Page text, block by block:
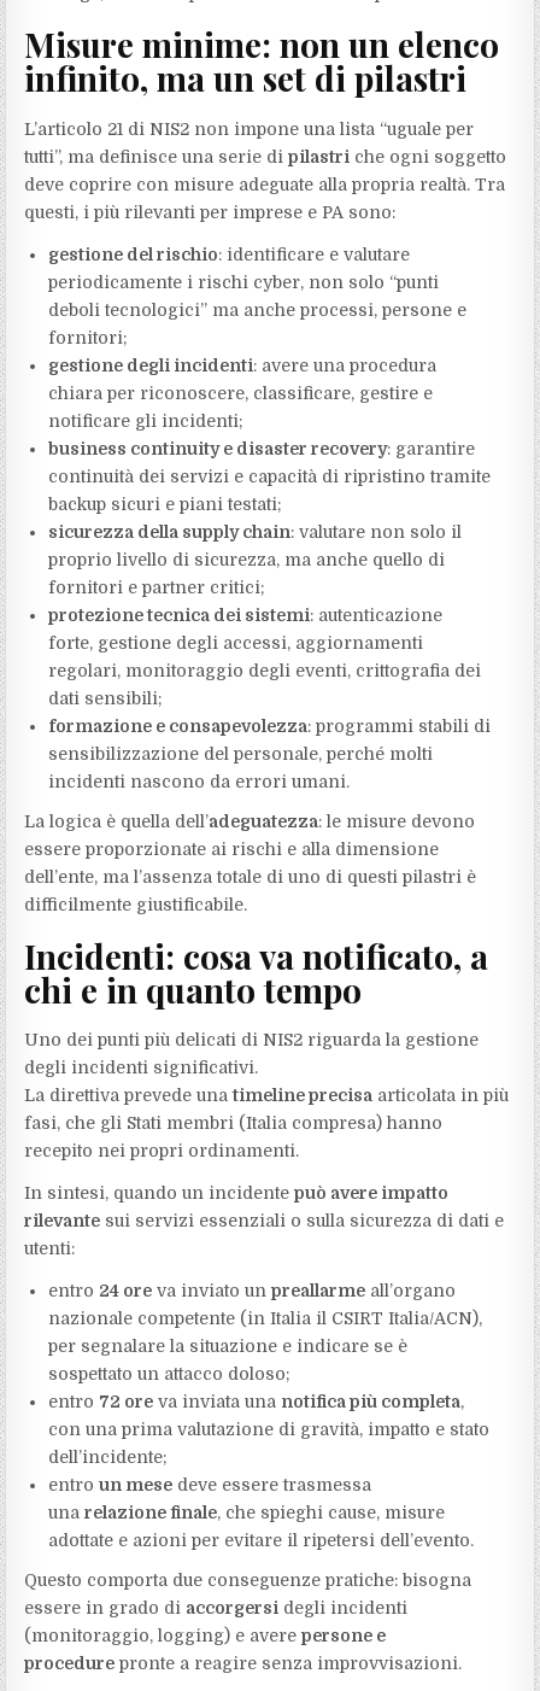
Misure minime: non un elenco
infinito, ma un set di pilastri
L’articolo 21 di NIS2 non impone una lista “uguale per
tutti”, ma definisce una serie dipilastri che ogni soggetto
deve coprire con misure adeguate alla propria realtà. Tra
questi, i più rilevanti per imprese e PA sono:
gestione del rischio: identificare e valutare
periodicamente i rischi cyber, non solo “punti
deboli tecnologici” ma anche processi, persone e
fornitori;
gestione degli incidenti: avere una procedura
chiara per riconoscere, classificare, gestire e
notificare gli incidenti;
business continuity e disaster recovery: garantire
continuità dei servizi e capacità di ripristino tramite
backup sicuri e piani testati;
sicurezza della supply chain: valutare non solo il
proprio livello di sicurezza, ma anche quello di
fornitori e partner critici;
protezione tecnica dei sistemi: autenticazione
forte, gestione degli accessi, aggiornamenti
regolari, monitoraggio degli eventi, crittografia dei
dati sensibili;
formazione e consapevolezza: programmi stabili di
sensibilizzazione del personale, perché molti
incidenti nascono da errori umani.
La logica è quella dell’adeguatezza: le misure devono
essere proporzionate ai rischi e alla dimensione
dell’ente, ma l’assenza totale di uno di questi pilastri è
difficilmente giustificabile.
Incidenti: cosa va notificato, a
chi e in quanto tempo
Uno dei punti più delicati di NIS2 riguarda la gestione
degli incidenti significativi.
La direttiva prevede unatimeline precisa articolata in più
fasi, che gli Stati membri (Italia compresa) hanno
recepito nei propri ordinamenti.
In sintesi, quando un incidentepuò avere impatto
rilevante sui servizi essenziali o sulla sicurezza di dati e
utenti:
entro 24 ore va inviato unpreallarme all’organo
nazionale competente (in Italia il CSIRT Italia/ACN),
per segnalare la situazione e indicare se è
sospettato un attacco doloso;
entro 72 ore va inviata una notifica più completa,
con una prima valutazione di gravità, impatto e stato
dell’incidente;
entroun mese deve essere trasmessa
unarelazione finale, che spieghi cause, misure
adottate e azioni per evitare il ripetersi dell’evento.
Questo comporta due conseguenze pratiche: bisogna
essere in grado di accorgersi degli incidenti
(monitoraggio, logging) e averepersone e
procedure pronte a reagire senza improvvisazioni.